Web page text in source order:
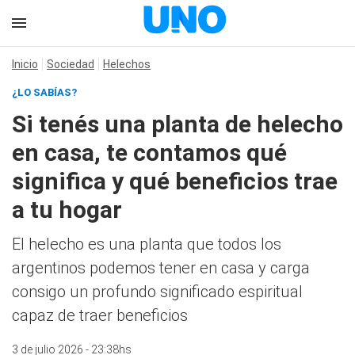
Inicio Sociedad Helechos
¿LO SABÍAS?
Si tenés una planta de helecho
en casa, te contamos qué
significa y qué beneficios trae
a tu hogar
El helecho es una planta que todos los
argentinos podemos tener en casa y carga
consigo un profundo significado espiritual
capaz de traer beneficios
3 de julio 2026 - 23:38hs